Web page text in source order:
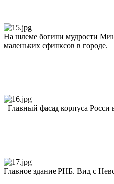
На шлеме богини мудрости
маленьких сфинксов в городе.
Главный фасад корпуса Росси
Главное здание РНБ. Вид с